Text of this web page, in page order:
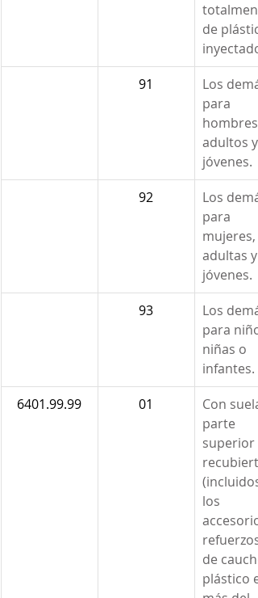
de
inyectado.
91
Los
para
hombres,
adultos y
jóvenes.
92
Los
para
mujeres,
adultas y
jóvenes.
93
Los
para
niñas o
infantes.
6401.99.99
01
Con
parte
superior
(incluidos
los
refuerzos)
de
plástico